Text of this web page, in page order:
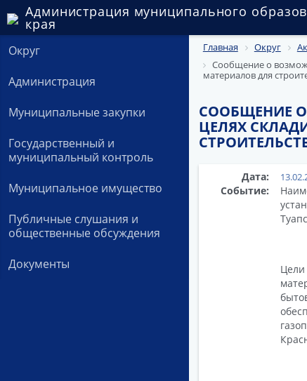
Администрация муниципального
края
Округ
Администрация
Муниципальные закупки
Государственный и
муниципальный контроль
Муниципальное имущество
Публичные слушания и
общественные обсуждения
Документы
Главная Округ
Сообщение о
материалов для
СООБЩЕНИЕ
ЦЕЛЯХ
Дата:
Событие: